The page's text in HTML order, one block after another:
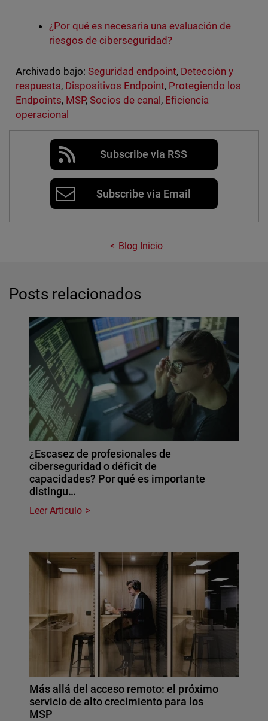
¿Por qué es necesaria una evaluación de
riesgos de ciberseguridad?
Archivado bajo: Seguridad endpoint, Detección y
respuesta, Dispositivos Endpoint, Protegiendo los
Endpoints, MSP, Socios de canal , Eficiencia
operacional
Subscribe via RSS
Subscribe via Email
Blog Inicio
Posts relacionados
¿Escasez de profesionales de
ciberseguridad o déficit de
capacidades? Por qué es importante
distingu…
Leer Artículo
Más allá del acceso remoto: el próximo
servicio de alto crecimiento para los
MSP